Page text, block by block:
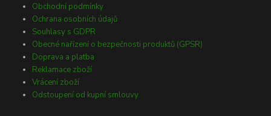
Obchodní podmínky
Ochrana osobních údajů
Souhlasy s GDPR
Obecné nařízení o bezpečnosti produktů (GPSR)
Doprava a platba
Reklamace zboží
Vrácení zboží
Odstoupení od kupní smlouvy